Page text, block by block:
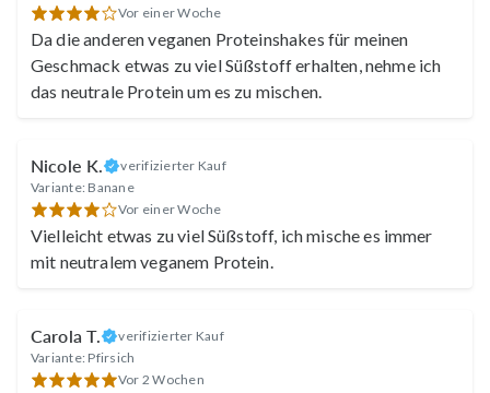
Vor einer Woche
Da die anderen veganen Proteinshakes für meinen
Geschmack etwas zu viel Süßstoff erhalten, nehme ich
das neutrale Protein um es zu mischen.
Nicole K.
verifizierter Kauf
Variante: Banane
Vor einer Woche
Vielleicht etwas zu viel Süßstoff, ich mische es immer
mit neutralem veganem Protein.
Carola T.
verifizierter Kauf
Variante: Pfirsich
Vor 2 Wochen